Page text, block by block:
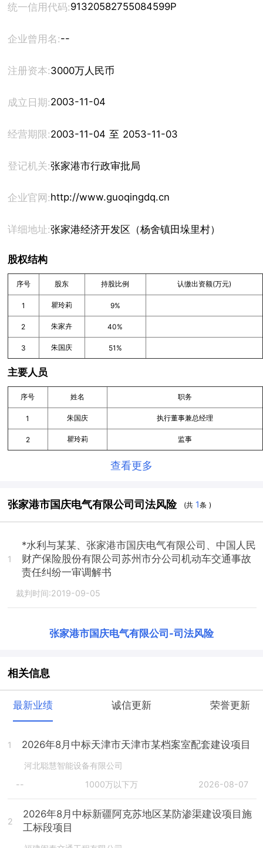
统一信用代码:91320582755084599P
企业曾用名:--
注册资本:3000万人民币
成立日期:2003-11-04
经营期限: 2003-11-04 至 2053-11-03
登记机关:张家港市行政审批局
企业官网:http://www.guoqingdq.cn
详细地址:张家港经济开发区（杨舍镇田垛里村）
股权结构
序号 股东 持股比例 认缴出资额(万元)
1 瞿玲莉 9%
2 朱家卉 40%
3 朱国庆 51%
主要人员
序号 姓名 职务
1 朱国庆 执行董事兼总经理
2 瞿玲莉 监事
查看更多
张家港市国庆电气有限公司司法风险 (共 1条 )
1
*水利与某某、张家港市国庆电气有限公司、中国人民
财产保险股份有限公司苏州市分公司机动车交通事故
责任纠纷一审调解书
裁判时间:2019-09-05
张家港市国庆电气有限公司 -司法风险
相关信息
最新业绩 诚信更新 荣誉更新
1 2026年8月中标天津市天津市某档案室配套建设项目
河北聪慧智能设备有限公司
--
1000万以下万 2026-08-07
2
2026年8月中标新疆阿克苏地区某防渗渠建设项目施
工标段项目